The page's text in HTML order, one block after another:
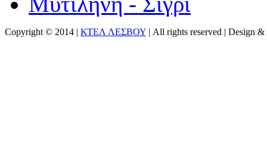
Copyright © 2014 | ΚΤΕΛ ΛΕΣΒΟΥ | All rights reserved | Design &